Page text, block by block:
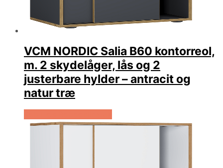
VCM NORDIC Salia B60 kontorreol,
m. 2 skydelåger, lås og 2
justerbare hylder – antracit og
natur træ